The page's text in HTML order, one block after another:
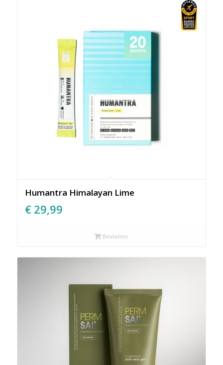
Humantra Himalayan Lime
€ 29,99
Bestellen